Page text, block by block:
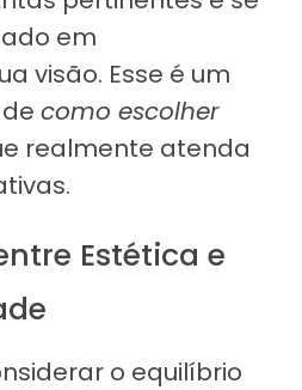
em
visão. Esse é um
como escolher
realmente atenda
Estética e
o equilíbrio